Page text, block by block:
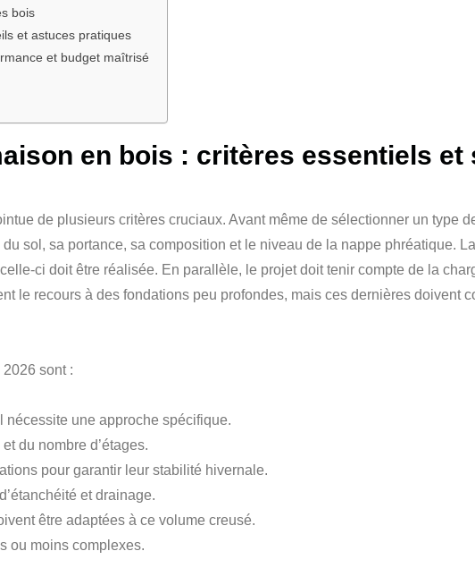
bois
et astuces pratiques
et budget maîtrisé
en bois : critères essentiels et
de plusieurs critères cruciaux. Avant même de sélectionner un type
sol, sa portance, sa composition et le niveau de la nappe phréatique.
ci doit être réalisée. En parallèle, le projet doit tenir compte de la
le recours à des fondations peu profondes, mais ces dernières doivent
sont :
nécessite une approche spécifique.
du nombre d’étages.
pour garantir leur stabilité hivernale.
et drainage.
être adaptées à ce volume creusé.
ou moins complexes.